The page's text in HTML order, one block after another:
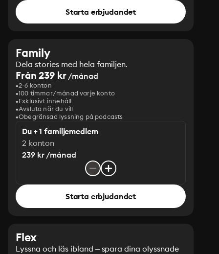
Starta erbjudandet
Family
Dela stories med hela familjen.
Från 239 kr/månad
2-6 konton
100 timmar/månad varje konto
Exklusivt innehåll
Avsluta när du vill
Obegränsad lyssning på podcasts
Du + 1 familjemedlem
2 konton
239 kr /månad
Starta erbjudandet
Flex
Lyssna och läs ibland – spara dina olyssnade